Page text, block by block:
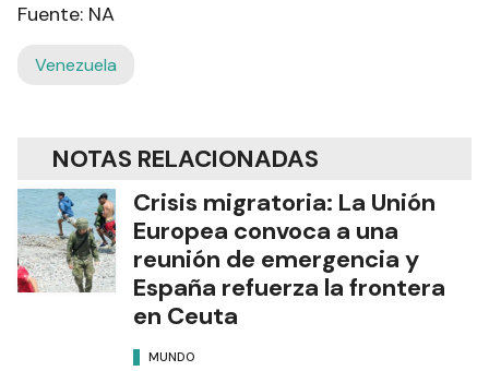
Fuente: NA
Venezuela
NOTAS RELACIONADAS
Crisis migratoria: La Unión
Europea convoca a una
reunión de emergencia y
España refuerza la frontera
en Ceuta
MUNDO